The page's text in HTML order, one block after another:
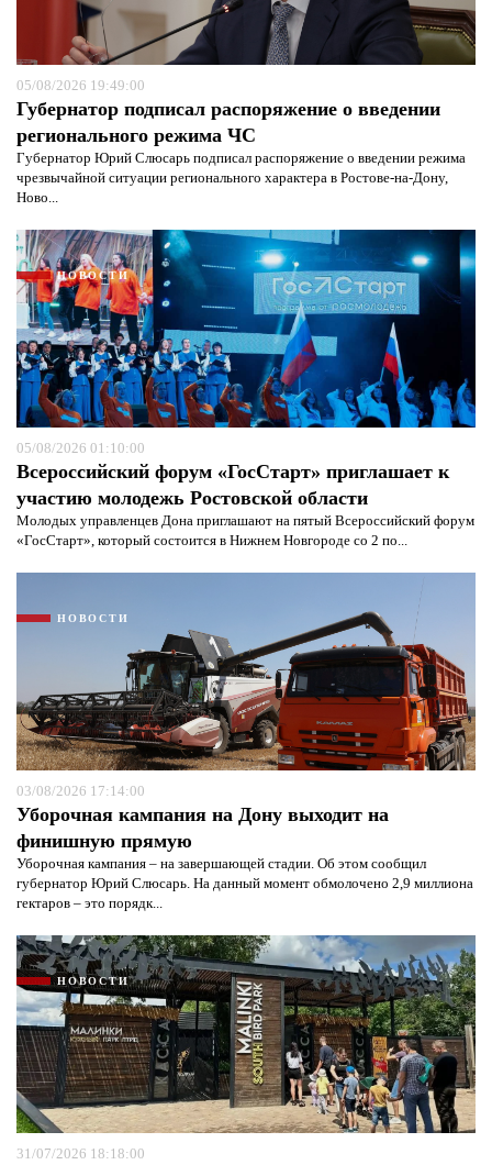
05/08/2026 19:49:00
Губернатор подписал распоряжение о введении
регионального режима ЧС
Губернатор Юрий Слюсарь подписал распоряжение о введении режима
чрезвычайной ситуации регионального характера в Ростове-на-Дону,
Ново...
НОВОСТИ
05/08/2026 01:10:00
Всероссийский форум «ГосСтарт» приглашает к
участию молодежь Ростовской области
Молодых управленцев Дона приглашают на пятый Всероссийский форум
«ГосСтарт», который состоится в Нижнем Новгороде со 2 по...
НОВОСТИ
03/08/2026 17:14:00
Уборочная кампания на Дону выходит на
финишную прямую
Уборочная кампания – на завершающей стадии. Об этом сообщил
губернатор Юрий Слюсарь. На данный момент обмолочено 2,9 миллиона
гектаров – это порядк...
НОВОСТИ
31/07/2026 18:18:00
Я согласен сполитикой конфиденциальности и
защиты информации*
Я согласен с
защиты информации*